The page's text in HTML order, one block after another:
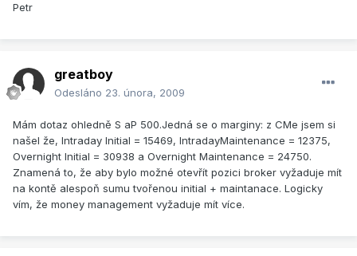
Petr
greatboy
Odesláno 23. února, 2009
Mám dotaz ohledně S aP 500.Jedná se o marginy: z CMe jsem si
našel že, Intraday Initial = 15469, IntradayMaintenance = 12375,
Overnight Initial = 30938 a Overnight Maintenance = 24750.
Znamená to, že aby bylo možné otevřít pozici broker vyžaduje mít
na kontě alespoň sumu tvořenou initial + maintanace. Logicky
vím, že money management vyžaduje mít více.